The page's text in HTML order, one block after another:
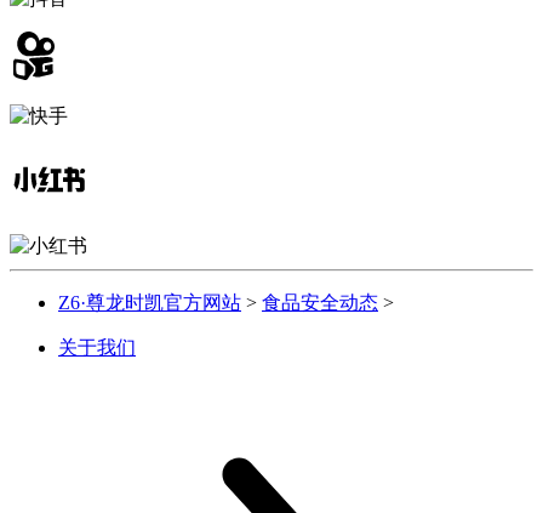
Z6·尊龙时凯官方网站 > 食品安全动态 >
关于我们